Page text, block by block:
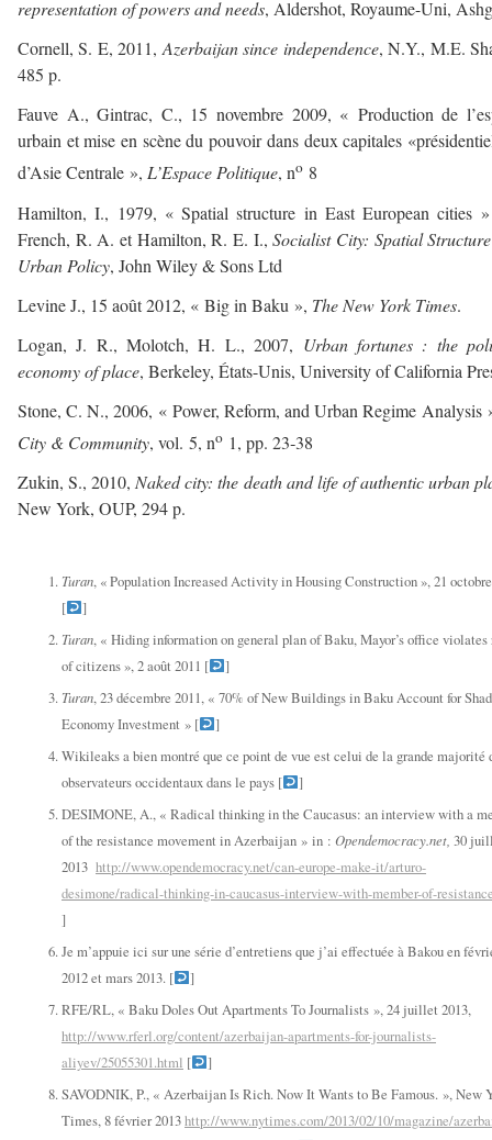
representation of powers and needs, Aldershot, Royaume-Uni,
Cornell, S. E, 2011,Azerbaijan since independence, N.Y., M.E.
485 p.
Fauve A., Gintrac, C., 15 novembre 2009, « Production de
urbain et mise en scène du pouvoir dans deux capitales
d’Asie Centrale », L’Espace Politique, no 8
Hamilton, I., 1979, « Spatial structure in East European cities
French, R. A. et Hamilton, R. E. I.,Socialist City: Spatial
Urban Policy, John Wiley & Sons Ltd
Levine J., 15 août 2012, « Big in Baku », The New York Times.
Logan, J. R., Molotch, H. L., 2007, Urban fortunes : the
economy of place, Berkeley, États-Unis, University of California
Stone, C. N., 2006, « Power, Reform, and Urban Regime Analysis
City & Community, vol. 5, no 1, pp. 23‑38
Zukin, S., 2010, Naked city: the death and life of authentic urban
New York, OUP, 294 p.
Turan, « Population Increased Activity in Housing Construction », 21
[
]
Turan, « Hiding information on general plan of Baku, Mayor’s office violates
of citizens», 2 août 2011 [ ]
Turan, 23 décembre 2011, « 70% of New Buildings in Baku Account for
Economy Investment » [
]
Wikileaks a bien montré que ce point de vue est celui de la grande majorité
observateurs occidentaux dans le pays [
]
DESIMONE, A., « Radical thinking in the Caucasus: an interview with a
of the resistance movement in Azerbaijan » in : Opendemocracy.net, 30
2013 http://www.opendemocracy.net/can-europe-make-it/arturo-
desimone/radical-thinking-in-caucasus-interview-with-member-of-
]
Je m’appuie ici sur une série d’entretiens que j’ai effectuée à Bakou en
2012 et mars 2013. [
]
RFE/RL, « Baku Doles Out Apartments To Journalists », 24 juillet 2013,
http://www.rferl.org/content/azerbaijan-apartments-for-journalists-
aliyev/25055301.html [
]
SAVODNIK, P., « Azerbaijan Is Rich. Now It Wants to Be Famous. », New
Times, 8 février 2013http://www.nytimes.com/2013/02/10/magazine/